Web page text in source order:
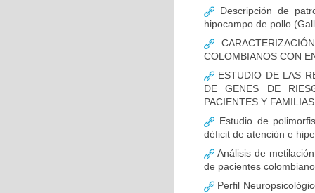
Descripción de
hipocampo de pollo
COLOMBIANOS CON
ESTUDIO DE LAS
DE GENES DE
PACIENTES Y
Estudio de
déficit de atención e
Análisis de
de pacientes
Perfil